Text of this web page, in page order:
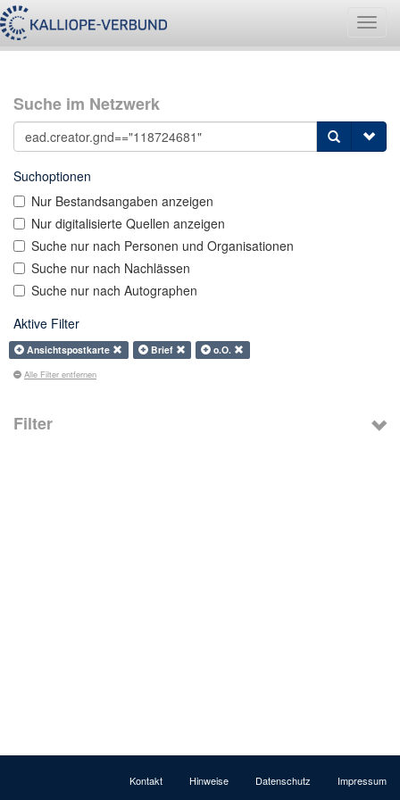
Suche im Netzwerk
Suchoptionen
Nur Bestandsangaben anzeigen
Nur digitalisierte Quellen anzeigen
Suche nur nach Personen und Organisationen
Suche nur nach Nachlässen
Suche nur nach Autographen
Aktive Filter
Ansichtspostkarte Brief o.O.
Alle Filter entfernen
Filter
Kontakt Hinweise Datenschutz Impressum